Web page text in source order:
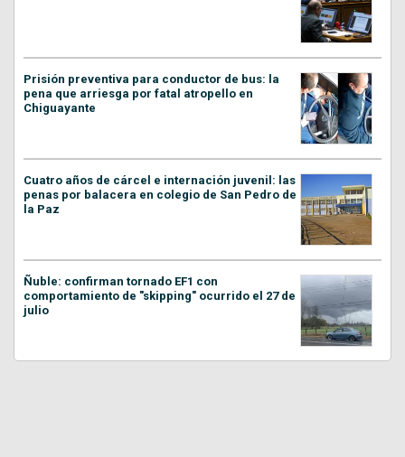
Prisión preventiva para conductor de bus: la
pena que arriesga por fatal atropello en
Chiguayante
Cuatro años de cárcel e internación juvenil: las
penas por balacera en colegio de San Pedro de
la Paz
Ñuble: confirman tornado EF1 con
comportamiento de "skipping" ocurrido el 27 de
julio